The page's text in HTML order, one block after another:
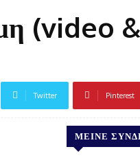
(video &
Twitter Pinterest
ΜΕΊΝΕ